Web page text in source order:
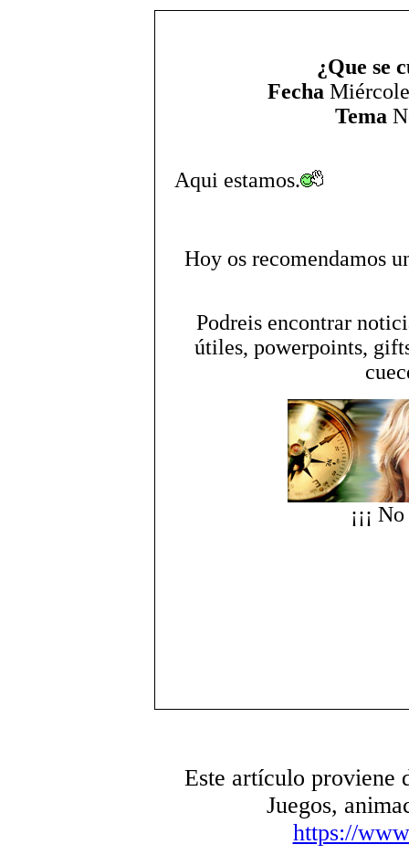
¿Que se
Fecha
Tema
Aqui estamos.
Hoy os recomendamos
Podreis encontrar
útiles, powerpoints,
¡¡¡
Este artículo proviene
Juegos,
https://